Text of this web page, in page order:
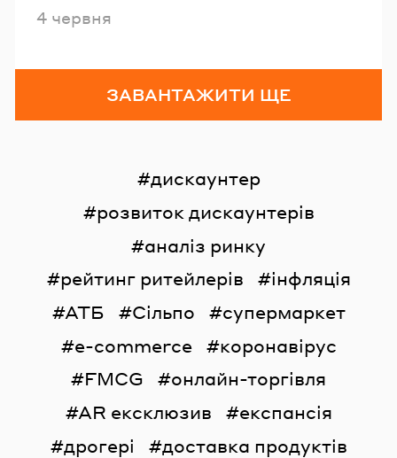
Опубліковано
4 червня
ЗАВАНТАЖИТИ ЩЕ
дискаунтер
розвиток дискаунтерів
аналіз ринку
рейтинг ритейлерів
інфляція
АТБ
Сільпо
супермаркет
e-commerce
коронавірус
FMCG
онлайн-торгівля
AR ексклюзив
експансія
дрогері
доставка продуктів